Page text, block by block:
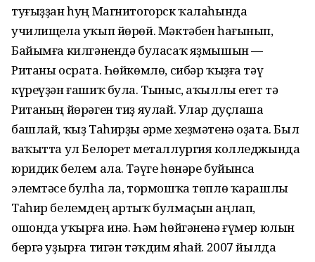
туғыҙҙан һуң Магнитогорск ҡалаһында
училищела уҡып йөрөй. Мәктәбен һағынып,
Байымға килгәнендә буласаҡ яҙмышын —
Ританы осрата. Һөйкөмлө, сибәр ҡыҙға тәү
күреүҙән ғашиҡ була. Тыныс, аҡыллы егет тә
Ританың йөрәген тиҙ яулай. Улар дуҫлаша
башлай, ҡыҙ Таһирҙы әрме хеҙмәтенә оҙата. Был
ваҡытта ул Белорет металлургия колледжында
юридик белем ала. Тәүге һөнәре буйынса
элемтәсе булһа ла, тормошҡа төплө ҡарашлы
Таһир белемдең артыҡ булмаҫын аңлап,
ошонда уҡырға инә. Һәм һөйгәненә ғүмер юлын
бергә уҙырға тигән тәҡдим яһай. 2007 йылда